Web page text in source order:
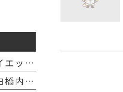
医師監修 医療ダイエット カロリー・PFCバランス計算シート
知る人ぞ知る 天白橋内科内視鏡クリニック マスコット テンパクノダギツネ イラスト